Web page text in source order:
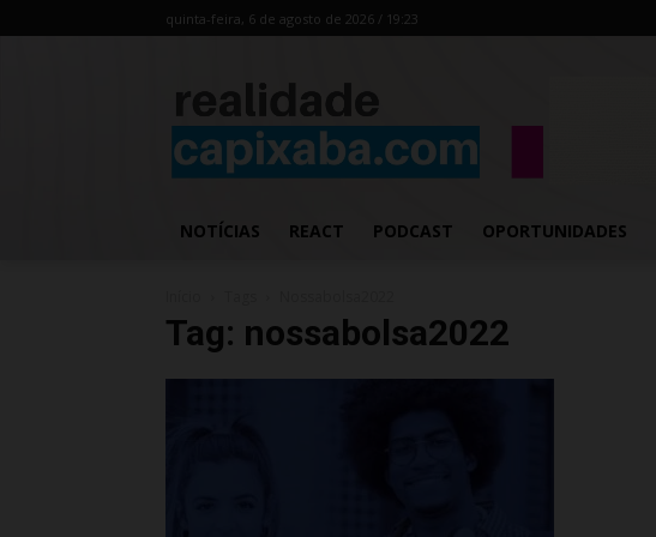
quinta-feira, 6 de agosto de 2026 / 19:23
NOTÍCIAS REACT PODCAST OPORTUNIDADES
Tag: nossabolsa2022